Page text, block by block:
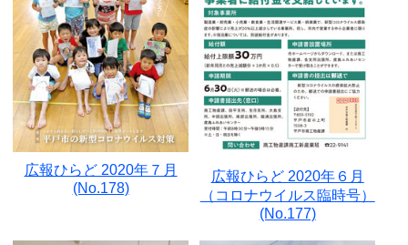
広報ひらど 2020年７月
(No.178)
広報ひらど 2020年６月
（コロナウイルス臨時号）
(No.177)